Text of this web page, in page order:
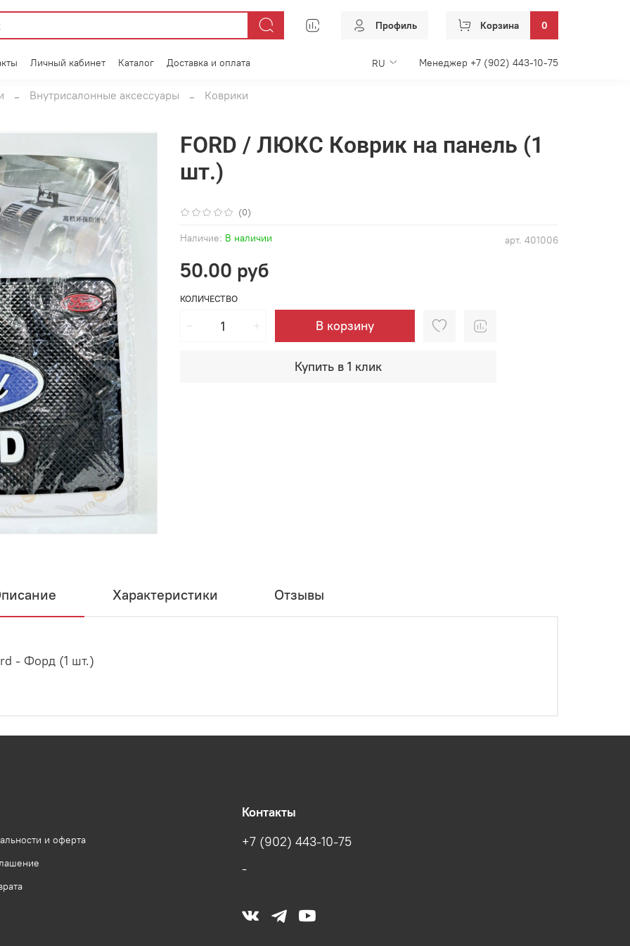
Профиль Корзина 0
Личный кабинет Каталог Доставка и оплата RU Менеджер +7 (902) 443-10-75
Внутрисалонные аксессуары Коврики
(0)
арт. 401006
Наличие: В наличии
FORD / ЛЮКС Коврик на панель (1
шт.)
50.00 руб
КОЛИЧЕСТВО
В корзину
Купить в 1 клик
Характеристики Отзывы
- Форд (1 шт.)
и оферта
Контакты
+7 (902) 443-10-75
-